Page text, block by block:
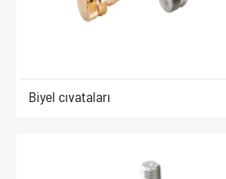
Biyel cıvataları